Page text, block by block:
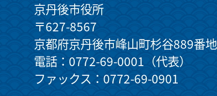
京丹後市役所
〒627-8567
京都府京丹後市峰山町杉谷889番地
電話：0772-69-0001（代表）
ファックス：0772-69-0901